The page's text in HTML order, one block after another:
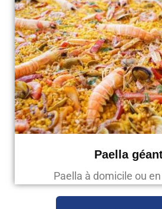
Paella
Paella à domicile ou